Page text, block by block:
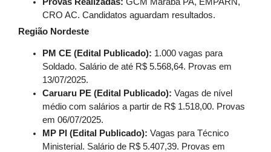
CRO AC. Candidatos aguardam resultados.
Região Nordeste
PM CE (Edital Publicado): 1.000 vagas para
Soldado. Salário de até R$ 5.568,64. Provas em
13/07/2025.
Caruaru PE (Edital Publicado): Vagas de nível
médio com salários a partir de R$ 1.518,00. Provas
em 06/07/2025.
MP PI (Edital Publicado): Vagas para Técnico
Ministerial. Salário de R$ 5.407,39. Provas em